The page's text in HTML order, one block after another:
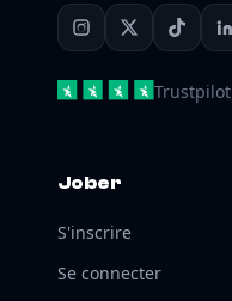
Trustpilot
Jober
S'inscrire
Se connecter